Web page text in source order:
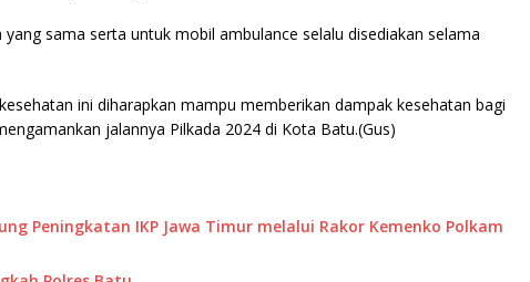
sama serta untuk mobil ambulance selalu disediakan selama
ini diharapkan mampu memberikan dampak kesehatan bagi
jalannya Pilkada 2024 di Kota Batu.(Gus)
Peningkatan IKP Jawa Timur melalui Rakor Kemenko Polkam